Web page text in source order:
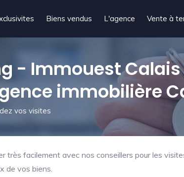
Biens vendus L'agence Vente à
- Immouest
immobilière
vos visites
très facilement avec nos conseillers pour les
de vos biens.